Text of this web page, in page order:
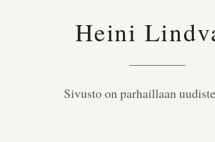
Heini
Sivusto on parhaillaan